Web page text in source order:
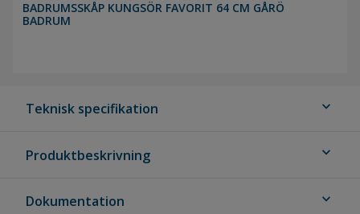
BADRUMSSKÅP KUNGSÖR FAVORIT 64 CM GÅRÖ
BADRUM
Teknisk specifikation expand_more
Produktbeskrivning expand_more
Dokumentation expand_more